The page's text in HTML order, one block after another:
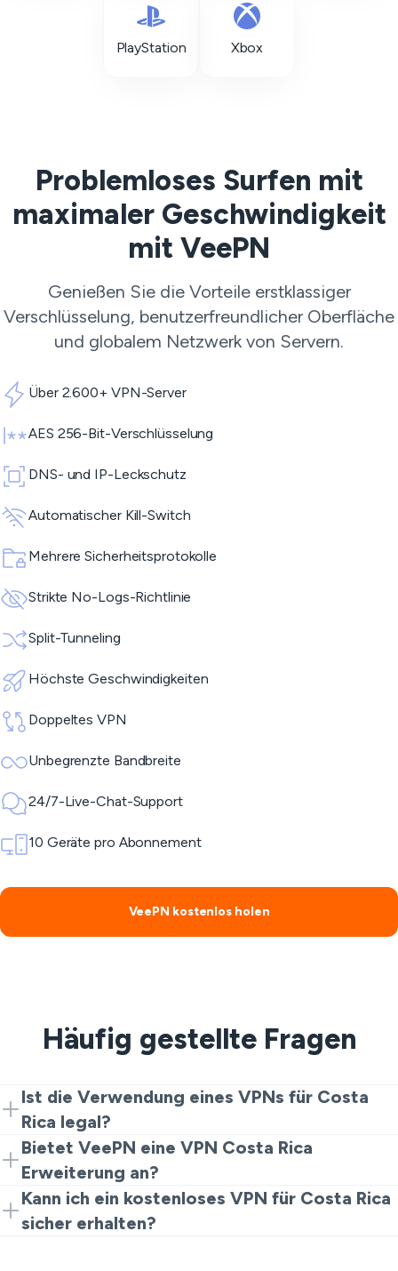
PlayStation Xbox
Problemloses Surfen mit
maximaler Geschwindigkeit
mit VeePN
Genießen Sie die Vorteile erstklassiger
Verschlüsselung, benutzerfreundlicher Oberfläche
und globalem Netzwerk von Servern.
Über 2.600+ VPN-Server
AES 256-Bit-Verschlüsselung
DNS- und IP-Leckschutz
Automatischer Kill-Switch
Mehrere Sicherheitsprotokolle
Strikte No-Logs-Richtlinie
Split-Tunneling
Höchste Geschwindigkeiten
Doppeltes VPN
Unbegrenzte Bandbreite
24/7-Live-Chat-Support
10 Geräte pro Abonnement
VeePN kostenlos holen
Häufig gestellte Fragen
Ist die Verwendung eines VPNs für Costa
Rica legal?
Ja. VPNs sind legal für Privatsphäre und Sicherheit.
Illegale Aktivitäten sind jedoch trotzdem verboten.
Bietet VeePN eine VPN Costa Rica
Erweiterung an?
Ja. Beginnen Sie mit der Chrome-Erweiterung für ein
schnelles und kostenloses Costa Rica VPN-Erlebnis.
Kann ich ein kostenloses VPN für Costa Rica
sicher erhalten?